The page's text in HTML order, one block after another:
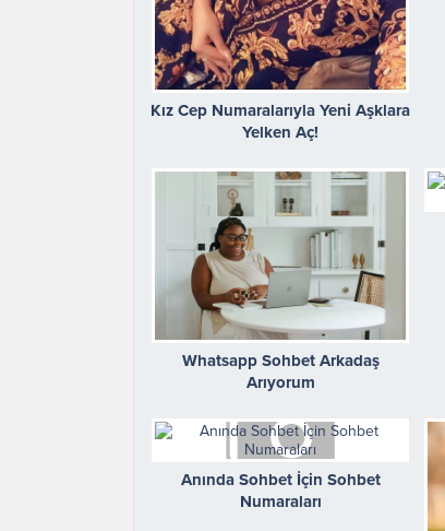
Kız Cep Numaralarıyla Yeni Aşklara
Yelken Aç!
Whatsapp Sohbet Arkadaş
Arıyorum
Anında Sohbet İçin Sohbet
Numaraları